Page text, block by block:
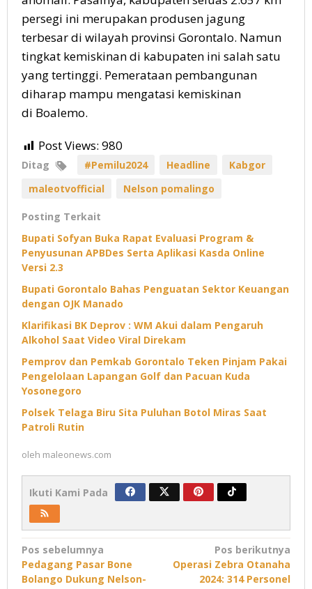
persegi ini merupakan produsen jagung
terbesar di wilayah provinsi Gorontalo. Namun
tingkat kemiskinan di kabupaten ini salah satu
yang tertinggi. Pemerataan pembangunan
diharap mampu mengatasi kemiskinan
di Boalemo.
Post Views: 980
Ditag #Pemilu2024 Headline
Kabgor
maleotvofficial
Nelson pomalingo
Posting Terkait
Bupati Sofyan Buka Rapat Evaluasi Program &
Penyusunan APBDes Serta Aplikasi Kasda Online
Versi 2.3
Bupati Gorontalo Bahas Penguatan Sektor Keuangan
dengan OJK Manado
Klarifikasi BK Deprov : WM Akui dalam Pengaruh
Alkohol Saat Video Viral Direkam
Pemprov dan Pemkab Gorontalo Teken Pinjam Pakai
Pengelolaan Lapangan Golf dan Pacuan Kuda
Yosonegoro
Polsek Telaga Biru Sita Puluhan Botol Miras Saat
Patroli Rutin
oleh maleonews.com
Ikuti Kami Pada
Navigasi
pos
Pos sebelumnya
Pedagang Pasar Bone
Bolango Dukung Nelson-
Pos berikutnya
Operasi Zebra Otanaha
2024: 314 Personel